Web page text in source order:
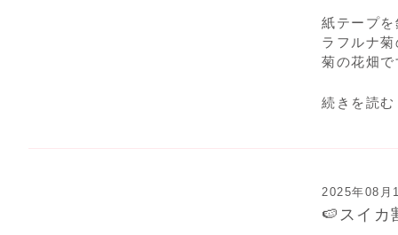
紙テープ
ラフルナ
菊の花畑
続きを読む
2025年08月
🍉スイカ